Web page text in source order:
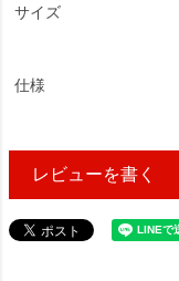
サイズ
仕様
レビューを書く